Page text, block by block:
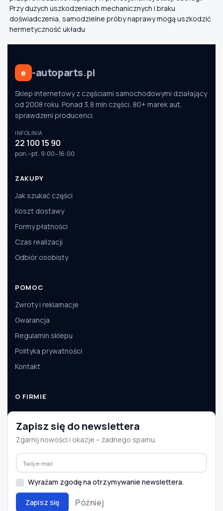
Przy dużych uszkodzeniach mechanicznych i braku
doświadczenia, samodzielne próby naprawy mogą uszkodzić
hermetyczność układu
e -autoparts.pl
Sklep internetowy z częściami samochodowymi działający
od 2008 roku. Ponad 3,8 mln części, 80+ marek aut,
sprawdzeni producenci.
INFOLINIA
22 100 15 90
pon.–pt. 9:00–16:00
ZAKUPY
Jak szukać części
Koszt dostawy
Formy płatności
Czas realizacji
Odbiór osobisty
POMOC
Zwroty i reklamacje
Gwarancja
Regulamin sklepu
Polityka prywatności
Kontakt
O FIRMIE
O nas
Dane firmy
Aktualności
Współpraca B2B
© 2008–2026 e-autoparts.pl · Wszelkie prawa zastrzeżone
Zapisz się do newslettera
Zgarnij nowości i okazje – żadnego spamu.
Wyrażam zgodę na otrzymywanie newslettera.
Zapisz się Później